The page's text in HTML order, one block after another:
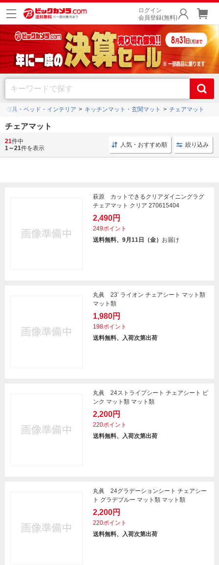
ログイン
会員登録(無料)
寝具・ベッド・インテリア キッチンマット・玄関マット チェアマット
チェアマット
チェアシート 羊毛フェルト キッチンマット 羊毛フェルト
21件中
1～21件を表示 人気・おすすめ順 絞り込み
萩原 カットできるクリアダイニングラグ
チェアマット クリア 270615404
2,490円
249ポイント
送料無料、9月11日（金） お届け
丸眞 23’ ライオン チェアシート マット類
マット類
1,980円
198ポイント
送料無料、入荷次第出荷
丸眞 24ストライプシート チェアシート ピ
ンク マット類 マット類
2,200円
220ポイント
送料無料、入荷次第出荷
丸眞 24グラデーションシート チェアシー
ト グラデブルー マット類 マット類
2,200円
220ポイント
送料無料、入荷次第出荷